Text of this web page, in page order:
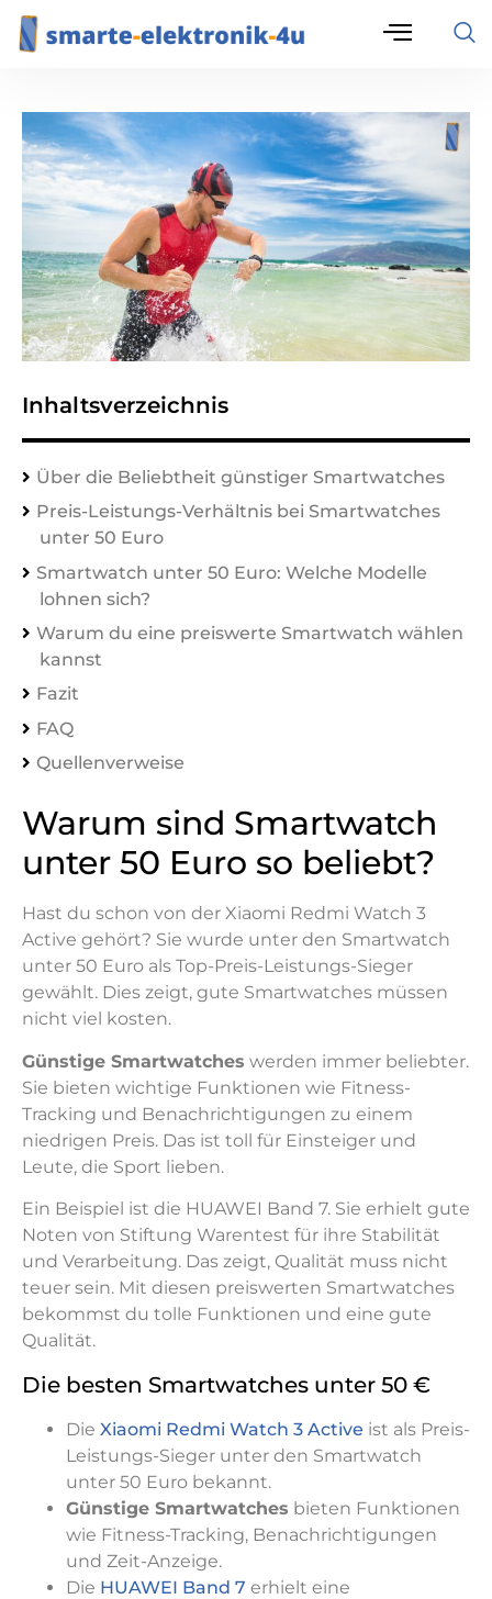
Inhaltsverzeichnis
Über die Beliebtheit günstiger Smartwatches
Preis-Leistungs-Verhältnis bei Smartwatches
unter 50 Euro
Smartwatch unter 50 Euro: Welche Modelle
lohnen sich?
Warum du eine preiswerte Smartwatch wählen
kannst
Fazit
FAQ
Quellenverweise
Warum sind Smartwatch
unter 50 Euro so beliebt?
Hast du schon von der Xiaomi Redmi Watch 3
Active gehört? Sie wurde unter den Smartwatch
unter 50 Euro als Top-Preis-Leistungs-Sieger
gewählt. Dies zeigt, gute Smartwatches müssen
nicht viel kosten.
Günstige Smartwatches werden immer beliebter.
Sie bieten wichtige Funktionen wie Fitness-
Tracking und Benachrichtigungen zu einem
niedrigen Preis. Das ist toll für Einsteiger und
Leute, die Sport lieben.
Ein Beispiel ist die HUAWEI Band 7. Sie erhielt gute
Noten von Stiftung Warentest für ihre Stabilität
und Verarbeitung. Das zeigt, Qualität muss nicht
teuer sein. Mit diesen preiswerten Smartwatches
bekommst du tolle Funktionen und eine gute
Qualität.
Die besten Smartwatches unter 50 €
Die Xiaomi Redmi Watch 3 Active ist als Preis-
Leistungs-Sieger unter den Smartwatch
unter 50 Euro bekannt.
Günstige Smartwatches bieten Funktionen
wie Fitness-Tracking, Benachrichtigungen
und Zeit-Anzeige.
Die HUAWEI Band 7 erhielt eine